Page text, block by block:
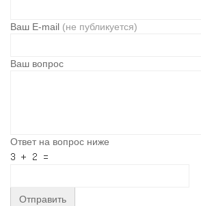
Ваш E-mail (не публикуется)
Ваш вопрос
Ответ на вопрос ниже
Отправить